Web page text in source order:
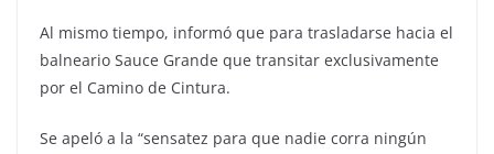
Al mismo tiempo, informó que para trasladarse hacia el
balneario Sauce Grande que transitar exclusivamente
por el Camino de Cintura.
Se apeló a la “sensatez para que nadie corra ningún